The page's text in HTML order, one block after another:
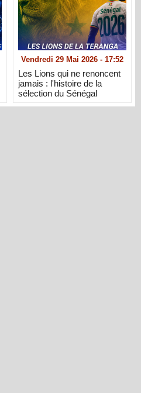
Vendredi 29 Mai 2026 - 17:52
Les Lions qui ne renoncent
jamais : l'histoire de la
sélection du Sénégal